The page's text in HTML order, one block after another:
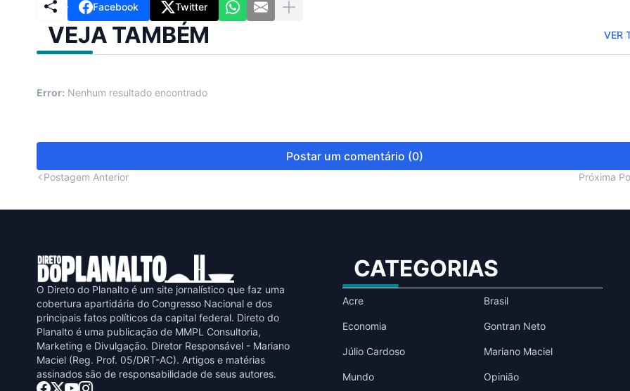
Facebook Twitter
VEJA TAMBÉM VER
Error: Nenhum resultado encontrado
Postar um comentário (0)
Postagem Anterior Próxima
O Direto do Planalto é um site jornalístico que faz uma
cobertura apartidária do Congresso Nacional e dos
principais fatos políticos da capital federal. Direto do
Planalto é uma publicaçāo de MMPL Consultoria,
Marketing e Divulgaçāo. Diretor Responsável - Mariano
Maciel (Reg. Prof. 05/DRT-AC). Artigos e matérias
assinados sāo de responsabilidade de seus autores.
CATEGORIAS
Acre Brasil
Economia Gontran Neto
Júlio Cardoso Mariano Maciel
Mundo Opinião